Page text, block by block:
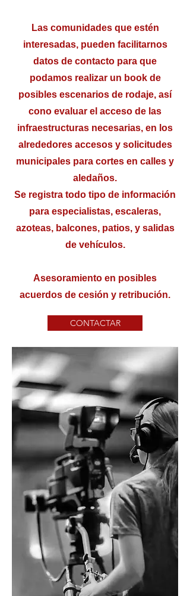
Las comunidades que estén
interesadas, pueden facilitarnos
datos de contacto para que
podamos realizar un book de
posibles escenarios de rodaje, así
cono evaluar el acceso de las
infraestructuras necesarias, en los
alrededores accesos y solicitudes
municipales para cortes en calles y
aledaños.
Se registra todo tipo de información
para especialistas, escaleras,
azoteas, balcones, patios, y salidas
de vehículos.
Asesoramiento en posibles
acuerdos de cesión y retribución.
CONTACTAR